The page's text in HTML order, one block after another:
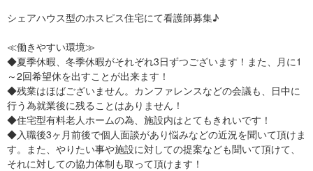
シェアハウス型のホスピス住宅にて看護師募集♪
≪働きやすい環境≫
◆夏季休暇、冬季休暇がそれぞれ3日ずつございます！また、月に1
～2回希望休を出すことが出来ます！
◆残業はほばございません。カンファレンスなどの会議も、日中に
行う為就業後に残ることはありません！
◆住宅型有料老人ホームの為、施設内はとてもきれいです！
◆入職後3ヶ月前後で個人面談があり悩みなどの近況を聞いて頂けま
す。また、やりたい事や施設に対しての提案なども聞いて頂けて、
それに対しての協力体制も取って頂けます！